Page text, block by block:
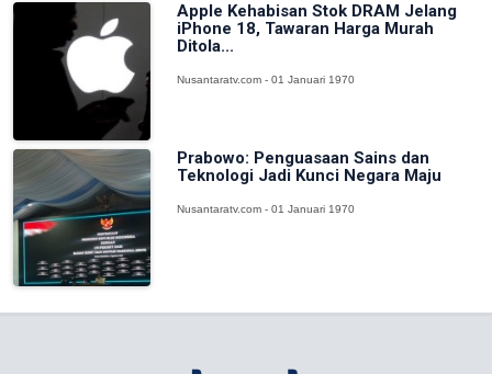
Apple Kehabisan Stok DRAM Jelang
iPhone 18, Tawaran Harga Murah
Ditola...
Nusantaratv.com - 01 Januari 1970
Prabowo: Penguasaan Sains dan
Teknologi Jadi Kunci Negara Maju
Nusantaratv.com - 01 Januari 1970